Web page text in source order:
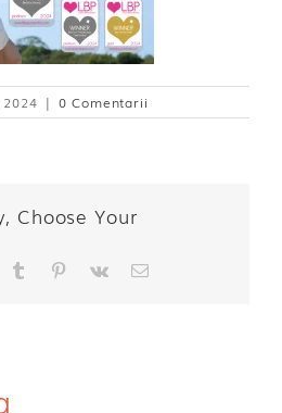
| 0 Comentarii
Choose Your
TumblrPinterest
Vk
E-